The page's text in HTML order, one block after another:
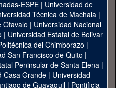
ESPE | Universidad de
Técnica de Machala|
Otavalo | Universidad Nacional
| Universidad Estatal de Bolivar
del Chimborazo |
San Francisco de Quito |
Peninsular de Santa Elena|
Casa Grande | Universidad
de Guayaquil| Pontificia